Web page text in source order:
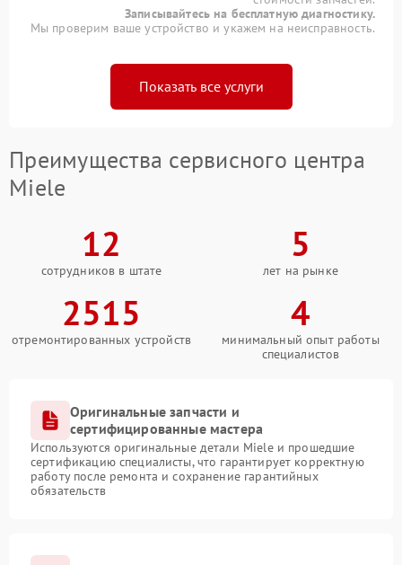
Записывайтесь на бесплатную диагностику.
Мы проверим ваше устройство и укажем на неисправность.
Показать все услуги
Преимущества сервисного центра
Miele
12
сотрудников в штате
5
лет на рынке
2515
отремонтированных устройств
4
минимальный опыт работы
специалистов
Оригинальные запчасти и
сертифицированные мастера
Используются оригинальные детали Miele и прошедшие
сертификацию специалисты, что гарантирует корректную
работу после ремонта и сохранение гарантийных
обязательств